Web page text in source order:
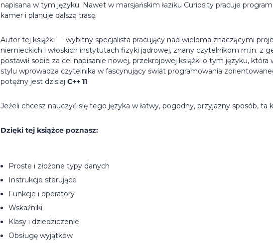
napisana w tym języku. Nawet w marsjańskim łaziku Curiosity pracuje
kamer i planuje dalszą trasę.
Autor tej książki — wybitny specjalista pracujący nad wieloma znaczącymi
niemieckich i włoskich instytutach fizyki jądrowej, znany czytelnikom m.in. z
postawił sobie za cel napisanie nowej, przekrojowej książki o tym języku,
stylu wprowadza czytelnika w fascynujący świat programowania
potężny jest dzisiaj C++ 11.
Jeżeli chcesz nauczyć się tego języka w łatwy, pogodny, przyjazny sposób, ta
Dzięki tej książce poznasz:
Proste i złożone typy danych
Instrukcje sterujące
Funkcje i operatory
Wskaźniki
Klasy i dziedziczenie
Obsługę wyjątków